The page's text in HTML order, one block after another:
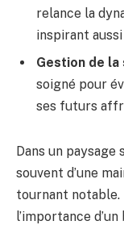
relance la
inspirant
Gestion de la
soigné pour
ses futurs
Dans un
souvent d’une
tournant notable.
l’importance